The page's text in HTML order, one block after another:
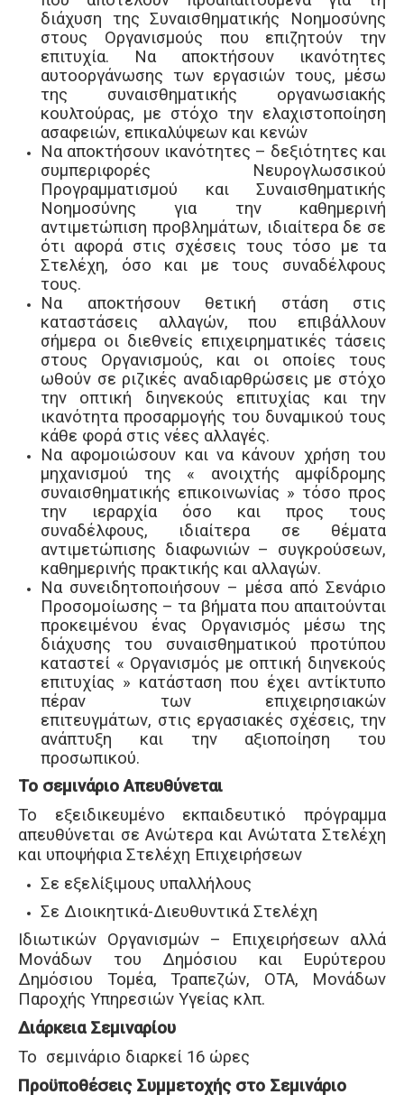
διάχυση της Συναισθηματικής Νοημοσύνης
στους Οργανισμούς που επιζητούν την
επιτυχία. Να αποκτήσουν ικανότητες
αυτοοργάνωσης των εργασιών τους, μέσω
της συναισθηματικής οργανωσιακής
κουλτούρας, με στόχο την ελαχιστοποίηση
ασαφειών, επικαλύψεων και κενών
Να αποκτήσουν ικανότητες – δεξιότητες και
συμπεριφορές
Νευρογλωσσικού
Προγραμματισμού και Συναισθηματικής
Νοημοσύνης για την καθημερινή
αντιμετώπιση προβλημάτων, ιδιαίτερα δε σε
ότι αφορά στις σχέσεις τους τόσο με τα
Στελέχη, όσο και με τους συναδέλφους
τους.
Να αποκτήσουν θετική στάση
στις
καταστάσεις αλλαγών,
που
επιβάλλουν
σήμερα οι διεθνείς επιχειρηματικές τάσεις
στους
Οργανισμούς, και οι οποίες τους
ωθούν σε ριζικές αναδιαρθρώσεις με στόχο
την οπτική διηνεκούς επιτυχίας και την
ικανότητα προσαρμογής του δυναμικού τους
κάθε φορά στις νέες αλλαγές.
Να αφομοιώσουν και να κάνουν χρήση του
μηχανισμού της « ανοιχτής αμφίδρομης
συναισθηματικής επικοινωνίας » τόσο προς
την ιεραρχία όσο και προς τους
συναδέλφους, ιδιαίτερα σε θέματα
αντιμετώπισης διαφωνιών – συγκρούσεων,
καθημερινής πρακτικής και αλλαγών.
Να συνειδητοποιήσουν – μέσα από Σενάριο
Προσομοίωσης – τα βήματα που απαιτούνται
προκειμένου ένας Οργανισμός μέσω της
διάχυσης του συναισθηματικού προτύπου
καταστεί « Οργανισμός με οπτική διηνεκούς
επιτυχίας » κατάσταση που έχει αντίκτυπο
πέραν των επιχειρησιακών
επιτευγμάτων, στις εργασιακές σχέσεις, την
ανάπτυξη και την αξιοποίηση του
προσωπικού.
Το σεμινάριο Απευθύνεται
Το εξειδικευμένο εκπαιδευτικό πρόγραμμα
απευθύνεται σε Ανώτερα και Ανώτατα Στελέχη
και υποψήφια Στελέχη Επιχειρήσεων
Σε εξελίξιμους υπαλλήλους
Σε Διοικητικά-Διευθυντικά Στελέχη
Ιδιωτικών Οργανισμών – Επιχειρήσεων αλλά
Μονάδων του Δημόσιου και Ευρύτερου
Δημόσιου Τομέα, Τραπεζών, ΟΤΑ, Μονάδων
Παροχής Υπηρεσιών Υγείας κλπ.
Διάρκεια Σεμιναρίου
Το σεμινάριο διαρκεί 16 ώρες
Προϋποθέσεις Συμμετοχής στο Σεμινάριο